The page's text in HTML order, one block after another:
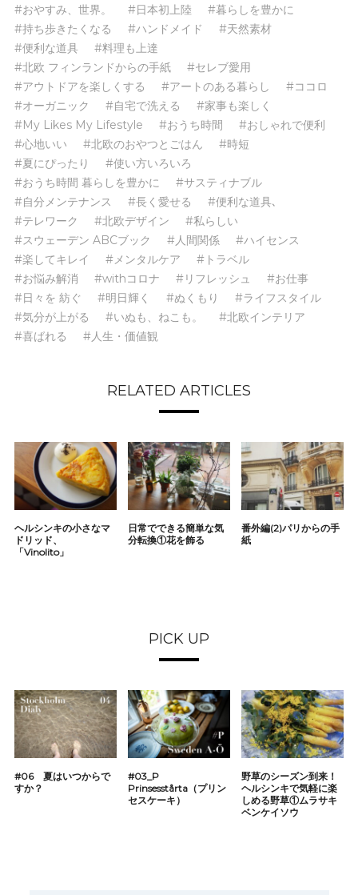
#おやすみ、世界。
#日本初上陸
#暮らしを豊かに
#持ち歩きたくなる
#ハンドメイド
#天然素材
#便利な道具
#料理も上達
#北欧 フィンランドからの手紙
#セレブ愛用
#アウトドアを楽しくする
#アートのある暮らし
#ココロ
#オーガニック
#自宅で洗える
#家事も楽しく
#My Likes My Lifestyle
#おうち時間
#おしゃれで便利
#心地いい
#北欧のおやつとごはん
#時短
#夏にぴったり
#使い方いろいろ
#おうち時間 暮らしを豊かに
#サスティナブル
#自分メンテナンス
#長く愛せる
#便利な道具､
#テレワーク
#北欧デザイン
#私らしい
#スウェーデン ABCブック
#人間関係
#ハイセンス
#楽してキレイ
#メンタルケア
#トラベル
#お悩み解消
#withコロナ #リフレッシュ
#お仕事
#日々を 紡ぐ
#明日輝く #ぬくもり
#ライフスタイル
#気分が上がる
#いぬも、ねこも。
#北欧インテリア
#喜ばれる
#人生・価値観
RELATED ARTICLES
ヘルシンキの小さなマ
ドリッド、
「Vinolito」
日常でできる簡単な気
分転換①花を飾る
番外編(2)パリからの手
紙
PICK UP
#06 夏はいつからで
すか？
#03_P
Prinsesstårta（プリン
セスケーキ）
野草のシーズン到来！
ヘルシンキで気軽に楽
しめる野草①ムラサキ
ベンケイソウ